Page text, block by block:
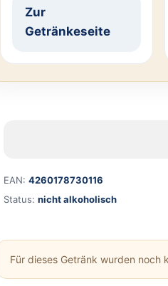
Zur
Getränkeseite
EAN: 4260178730116
Status: nicht alkoholisch
Für dieses Getränk wurden noch